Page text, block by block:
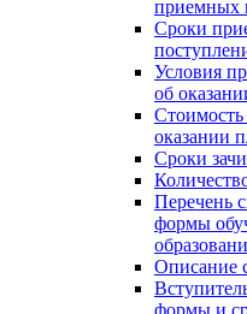
приемных
Сроки
Условия
об
Стоимость
оказании
Сроки
Перечень
формы
Описание
формы и